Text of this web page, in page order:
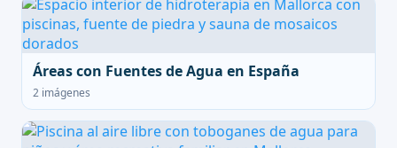
Áreas con Fuentes de Agua en España
2 imágenes